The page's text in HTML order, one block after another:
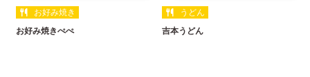
お好み焼き
お好み焼きぺぺ
うどん
吉本うどん